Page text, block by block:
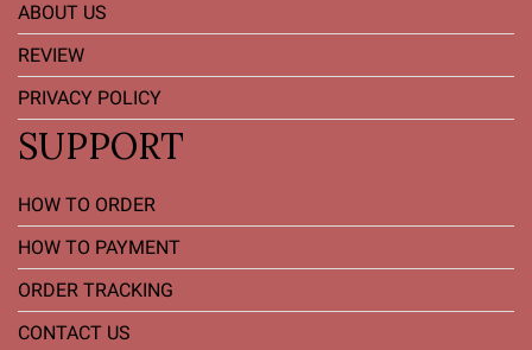
ABOUT US
REVIEW
PRIVACY POLICY
SUPPORT
HOW TO ORDER
HOW TO PAYMENT
ORDER TRACKING
CONTACT US